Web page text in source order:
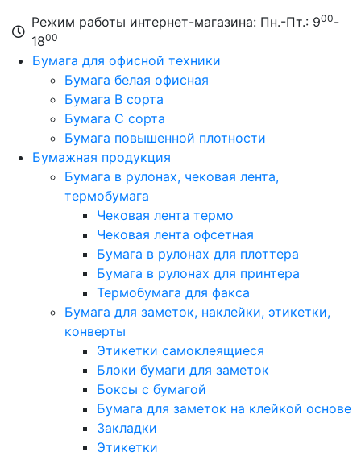
Режим работы интернет-магазина: Пн.-Пт.: 900-
1800
Бумага для офисной техники
Бумага белая офисная
Бумага B сорта
Бумага C сорта
Бумага повышенной плотности
Бумажная продукция
Бумага в рулонах, чековая лента,
термобумага
Чековая лента термо
Чековая лента офсетная
Бумага в рулонах для плоттера
Бумага в рулонах для принтера
Термобумага для факса
Бумага для заметок, наклейки, этикетки,
конверты
Этикетки самоклеящиеся
Блоки бумаги для заметок
Боксы с бумагой
Бумага для заметок на клейкой основе
Закладки
Этикетки